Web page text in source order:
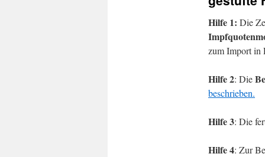
Hilfe 1: Die
zum Import in
Hilfe 2: Die
beschrieben.
Hilfe 3: Die
Hilfe 4: Zur